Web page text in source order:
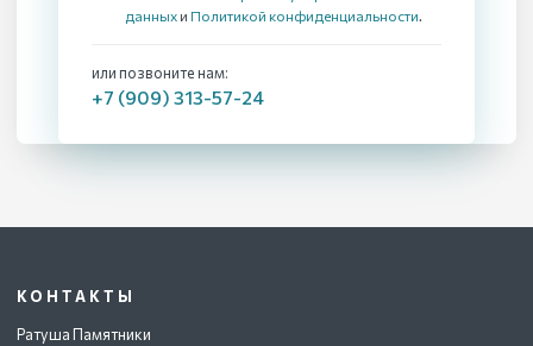
данных и Политикой конфиденциальности.
или позвоните нам:
+7 (909) 313-57-24
КОНТАКТЫ
Ратуша Памятники